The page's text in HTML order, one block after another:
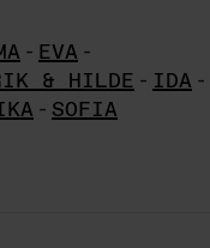
- EVA -
& HILDE - IDA -
- SOFIA